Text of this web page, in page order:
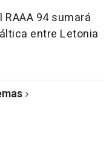
94 sumará
entre Letonia